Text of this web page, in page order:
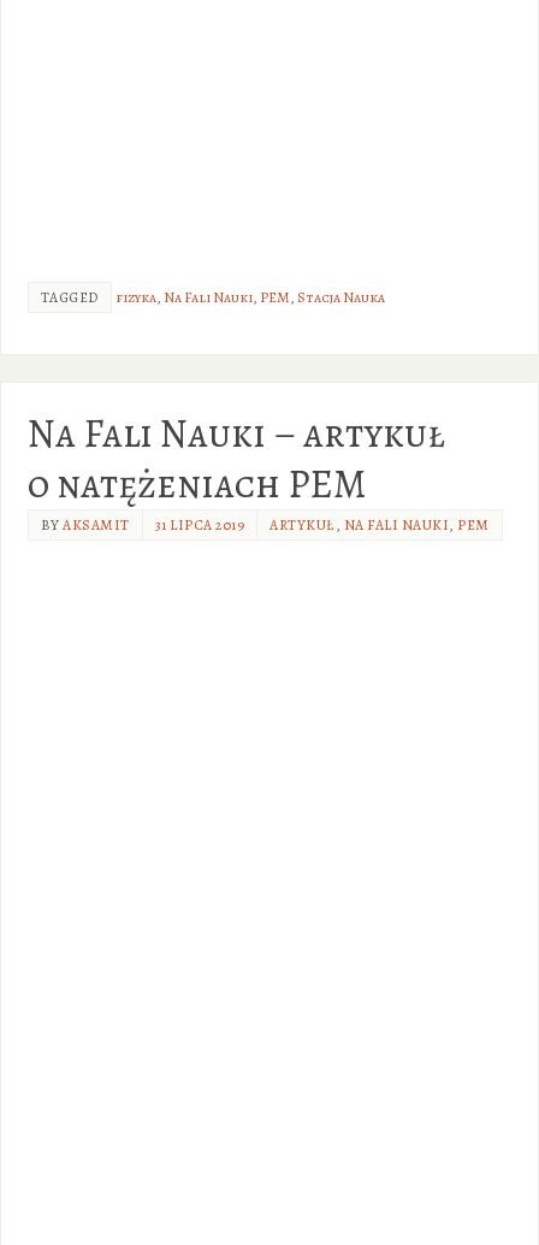
TAGGED fizyka, Na Fali Nauki, PEM, Stacja Nauka
Na Fali Nauki – artykuł
o natężeniach PEM
BYAKSAMIT 31 LIPCA 2019 ARTYKUŁ, NA FALI NAUKI, PEM